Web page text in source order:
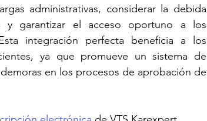
administrativas, considerar la debida
y garantizar el acceso oportuno a los
integración perfecta beneficia a los
ya que promueve un sistema de
en los procesos de aprobación de